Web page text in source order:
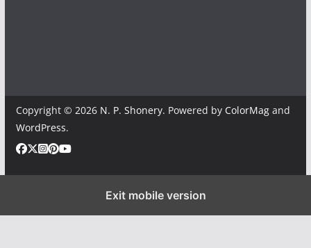
Copyright © 2026 N. P. Shonery. Powered by ColorMagand
WordPress.
Exit mobile version